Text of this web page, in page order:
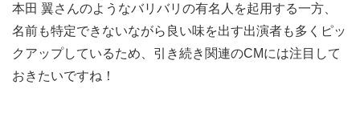
本田 翼さんのようなバリバリの有名人を起用する一方、
名前も特定できないながら良い味を出す出演者も多くピッ
クアップしているため、引き続き関連のCMには注目して
おきたいですね！